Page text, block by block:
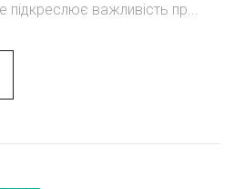
важливість пр...